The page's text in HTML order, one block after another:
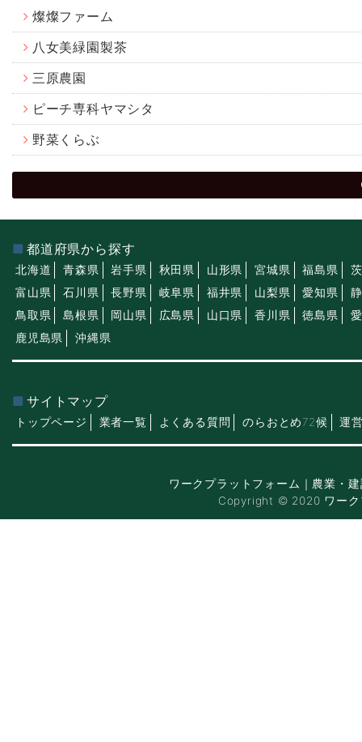
燦燦ファーム
八女美緑園製茶
三原農園
ピーチ専科ヤマシタ
野菜くらぶ
都道府県から探す
北海道 青森県 岩手県 秋田県 山形県 宮城県 福島県
富山県
石川県 長野県 岐阜県 福井県 山梨県 愛知県
鳥取県
島根県 岡山県 広島県 山口県 香川県 徳島県
鹿児島県
沖縄県
サイトマップ
トップページ 業者一覧 よくある質問 のらおとめ72候 運
ワークプラットフォーム｜農業・
Copyright © 2020 ワーク